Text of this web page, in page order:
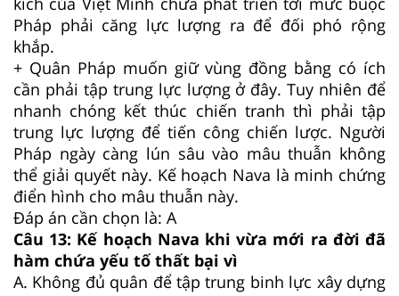
Pháp phải căng lực lượng ra để đối phó rộng
khắp.
+ Quân Pháp muốn giữ vùng đồng bằng có ích
cần phải tập trung lực lượng ở đây. Tuy nhiên để
nhanh chóng kết thúc chiến tranh thì phải tập
trung lực lượng để tiến công chiến lược. Người
Pháp ngày càng lún sâu vào mâu thuẫn không
thể giải quyết này. Kế hoạch Nava là minh chứng
điển hình cho mâu thuẫn này.
Đáp án cần chọn là: A
Câu 13: Kế hoạch Nava khi vừa mới ra đời đã
hàm chứa yếu tố thất bại vì
A. Không đủ quân để tập trung binh lực xây dựng